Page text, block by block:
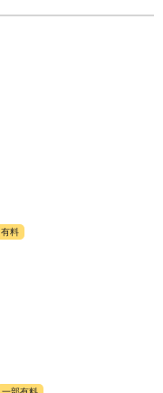
40.7 万円
0
有料